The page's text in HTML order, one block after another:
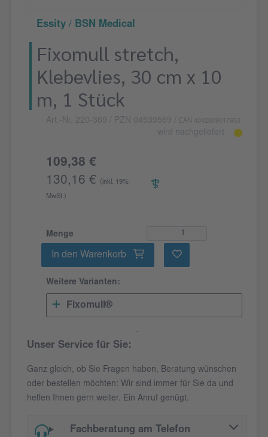
Essity / BSN Medical
Fixomull stretch,
Klebevlies, 30 cm x 10
m, 1 Stück
Art.-Nr. 220-369 / PZN 04539569 EAN 4042809017953
wird nachgeliefert
109,38 €
130,16 €
(inkl. 19%
MwSt.)
Menge
In den Warenkorb
Weitere Varianten:
Fixomull®
Unser Service für Sie:
Ganz gleich, ob Sie Fragen haben, Beratung wünschen
oder bestellen möchten: Wir sind immer für Sie da und
helfen Ihnen gern weiter. Ein Anruf genügt.
Fachberatung am Telefon